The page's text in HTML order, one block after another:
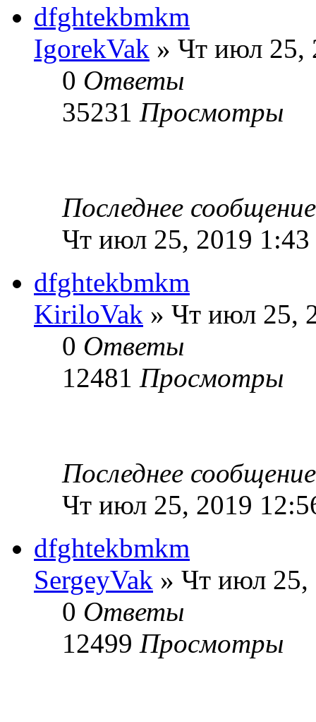
dfghtekbmkm
IgorekVak » Чт июл 25,
0 Ответы
35231 Просмотры
Последнее
Чт июл 25, 2019 1:43
dfghtekbmkm
KiriloVak » Чт июл 25,
0 Ответы
12481 Просмотры
Последнее
Чт июл 25, 2019
dfghtekbmkm
SergeyVak » Чт июл 25,
0 Ответы
12499 Просмотры